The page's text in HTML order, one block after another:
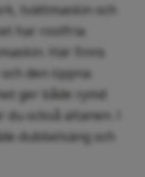
tvättmaskin och
har rostfria
Här finns
den öppna
ger både rymd
också altanen. I
dubbelsäng och